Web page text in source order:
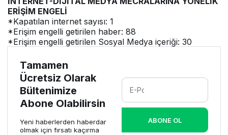
ERİŞİM ENGELİ
*Kapatılan internet sayısı: 1
*Erişim engelli getirilen haber: 88
*Erişim engelli getirilen Sosyal Medya içeriği: 30
Tamamen
Ücretsiz Olarak
Bültenimize
Abone Olabilirsin
Yeni haberlerden haberdar
olmak için fırsatı kaçırma
ABONE OL